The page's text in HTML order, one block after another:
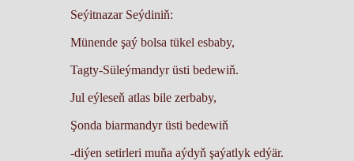
Seýitnazar Seýdiniň:
Münende şaý bolsa tükel esbaby,
Tagty-Süleýmandyr üsti bedewiň.
Jul eýleseň atlas bile zerbaby,
Şonda biarmandyr üsti bedewiň
-diýen setirleri muňa aýdyň şaýatlyk edýär.